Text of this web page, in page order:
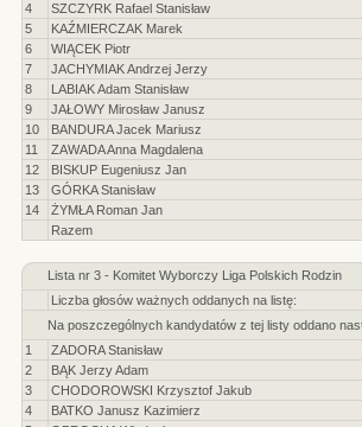
4
SZCZYRK Rafael Stanisław
5
KAŹMIERCZAK Marek
6
WIĄCEK Piotr
7
JACHYMIAK Andrzej Jerzy
8
LABIAK Adam Stanisław
9
JAŁOWY Mirosław Janusz
10
BANDURA Jacek Mariusz
11
ZAWADA Anna Magdalena
12
BISKUP Eugeniusz Jan
13
GÓRKA Stanisław
14
ŻYMŁA Roman Jan
Razem
Lista nr 3 - Komitet Wyborczy Liga Polskich Rodzin
Liczba głosów ważnych oddanych na listę:
Na poszczególnych kandydatów z tej listy oddano
1
ZADORA Stanisław
2
BĄK Jerzy Adam
3
CHODOROWSKI Krzysztof Jakub
4
BATKO Janusz Kazimierz